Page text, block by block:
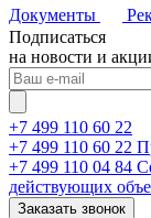
Документы
Подписаться
на новости и
+7 499 110 60 22
+7 499 110 60 22
+7 499 110 04 84
действующих
Заказать звонок